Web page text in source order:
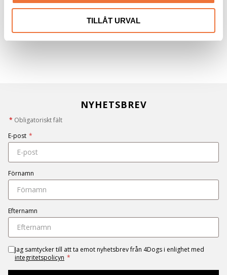
TILLÅT URVAL
NYHETSBREV
* Obligatoriskt fält
E-post *
Förnamn
Efternamn
Jag samtycker till att ta emot nyhetsbrev från 4Dogs i enlighet med
integritetspolicyn *